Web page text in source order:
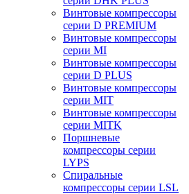
Винтовые компрессоры
серии D PREMIUM
Винтовые компрессоры
серии MI
Винтовые компрессоры
серии D PLUS
Винтовые компрессоры
серии MIT
Винтовые компрессоры
серии MITK
Поршневые
компрессоры серии
LYPS
Спиральные
компрессоры серии LSL